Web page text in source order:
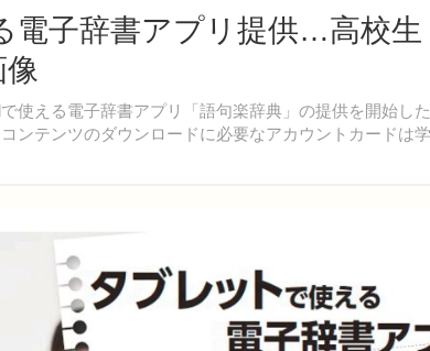
電子辞書アプリ提供…高校生
使える電子辞書アプリ「語句楽辞典」の提供を開始し
ンテンツのダウンロードに必要なアカウントカードは